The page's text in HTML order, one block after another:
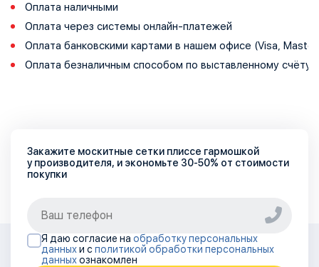
Оплата наличными
Оплата через системы онлайн-платежей
Оплата банковскими картами в нашем офисе (Visa,
Оплата безналичным способом по выставленному
Закажите москитные сетки плиссе гармошкой
у производителя, и экономьте 30-50% от стоимости
покупки
Я даю согласие на обработку персональных
данныхи с политикой обработки персональных
данныхознакомлен